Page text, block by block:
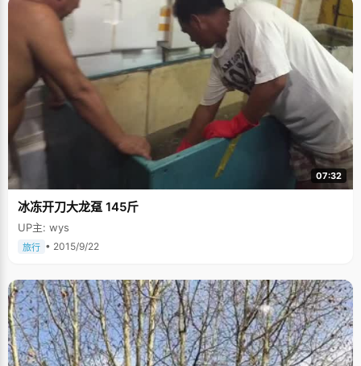
07:32
冰冻开刀大龙趸 145斤
UP主: wys
旅行 • 2015/9/22